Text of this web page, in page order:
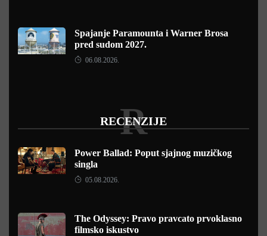
Spajanje Paramounta i Warner Brosa
pred sudom 2027.
06.08.2026.
RECENZIJE
R
Power Ballad: Poput sjajnog muzičkog
singla
05.08.2026.
The Odyssey: Pravo pravcato prvoklasno
filmsko iskustvo